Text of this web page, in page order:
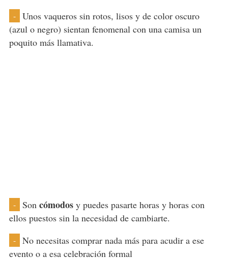
-
Unos vaqueros sin rotos, lisos y de color oscuro
(azul o negro) sientan fenomenal con una camisa un
poquito más llamativa.
- Son cómodosy puedes pasarte horas y horas con
ellos puestos sin la necesidad de cambiarte.
-
No necesitas comprar nada más para acudir a ese
evento o a esa celebración formal